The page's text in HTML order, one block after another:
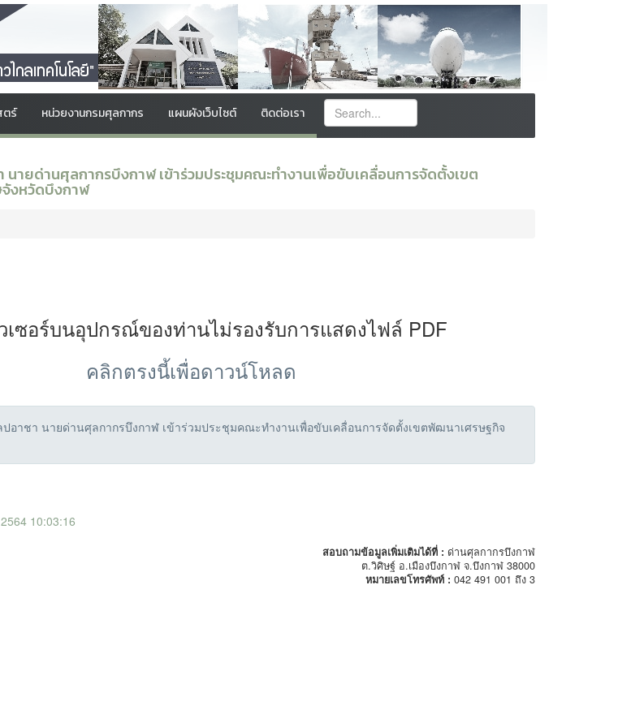
ตร์ หน่วยงานกรมศุลกากร แผนผังเว็บไซต์ ติดต่อเรา
ายด่านศุลกากรบึงกาฬ เข้าร่วมประชุมคณะทำงานเพื่อขับเคลื่อนการจัดตั้งเขต
งหวัดบึงกาฬ
เซอร์บนอุปกรณ์ของท่านไม่รองรับการแสดงไฟล์ PDF
คลิกตรงนี้เพื่อดาวน์โหลด
อาชา นายด่านศุลกากรบึงกาฬ เข้าร่วมประชุมคณะทำงานเพื่อขับเคลื่อนการจัดตั้งเขตพัฒนาเศรษฐกิจ
10:03:16
สอบถามข้อมูลเพิ่มเติมได้ที่ : ด่านศุลกากรบึงกาฬ
ต.วิศิษฐ์ อ.เมืองบึงกาฬ จ.บึงกาฬ 38000
หมายเลขโทรศัพท์ : 042 491 001 ถึง 3